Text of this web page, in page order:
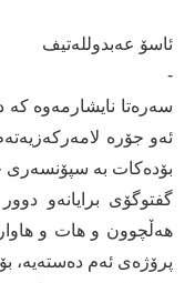
ئاسۆ عەبدوللەتیف
-
سەرەتا نایشارمەوە
ئەو جۆرە
بۆدەکات بە سپۆنسەری
گفتوگۆی برایانەو
هەڵچوون و هات و
پرۆژەی ئەم دەستەیە،